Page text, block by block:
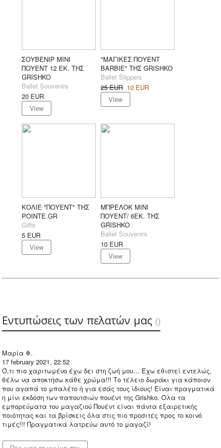
ΣΟΥΒΕΝΙΡ ΜΙΝΙ
ΠΟΥΕΝΤ 12 ΕΚ. ΤΗΣ
GRISHKO
Ballet Souvenirs
20 EUR
View
"ΜΑΓΙΚΕΣ ΠΟΥΕΝΤ
BARBIE" ΤΗΣ GRISHKO
Ballet Slippers
25EUR 10 EUR
View
ΚΟΛΙΕ "ΠΟΥΕΝΤ" ΤΗΣ
POINTE.GR
Gifts
5 EUR
View
ΜΠΡΕΛΟΚ ΜΙΝΙ
ΠΟΥΕΝΤ/ 6ΕΚ. ΤΗΣ
GRISHKO
Ballet Souvenirs
10 EUR
View
Εντυπώσεις των πελατών μας ()
Μαρία Φ.
17 february 2021, 22:52
Ό,τι πιο χαριτωμένο έχω δει στη ζωή μου… Έχω εθιστεί εντελώς,
θέλω να αποκτήσω κάθε χρώμα!!! Το τέλειο δωράκι για κάποιον
που αγαπά το μπαλέτο ή για εσάς τους ίδιους! Είναι πραγματικά
η μίνι εκδόση των παπουτσιών πουέντ της Grishko. Όλα τα
εμπορεύματα του μαγαζιού Πουέντ είναι πάντα εξαιρετικής
ποιότητας και τα βρίσκεις όλα στις πιο προσιτές προς το κοινό
τιμές!!! Πραγματικά λατρεύω αυτό το μαγαζί!